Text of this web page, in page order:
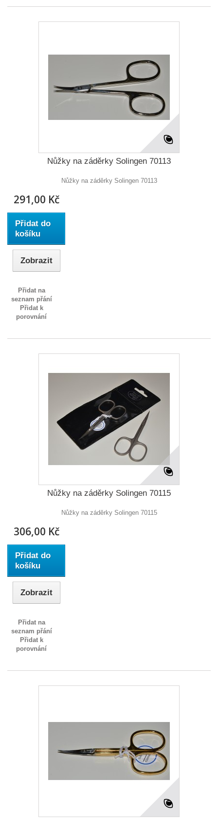
Nůžky na záděrky Solingen 70113
Nůžky na záděrky Solingen 70113
291,00 Kč
Přidat do
košíku
Zobrazit
Přidat na
seznam přání
Přidat k
porovnání
Nůžky na záděrky Solingen 70115
Nůžky na záděrky Solingen 70115
306,00 Kč
Přidat do
košíku
Zobrazit
Přidat na
seznam přání
Přidat k
porovnání